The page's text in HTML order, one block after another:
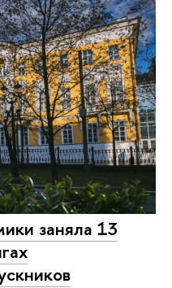
заняла 13